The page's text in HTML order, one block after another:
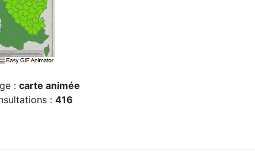
: carte animée
: 416